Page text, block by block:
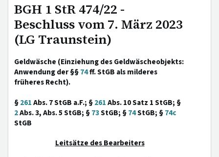
BGH 1 StR 474/22 -
Beschluss vom 7. März 2023
(LG Traunstein)
Geldwäsche (Einziehung des Geldwäscheobjekts:
Anwendung der §§74ff. StGB als milderes
früheres Recht).
§261Abs. 7 StGB a.F.; §261Abs. 10 Satz 1 StGB; §
2Abs. 3, Abs. 5 StGB; §73StGB; §74StGB; §74c
StGB
Leitsätze des Bearbeiters